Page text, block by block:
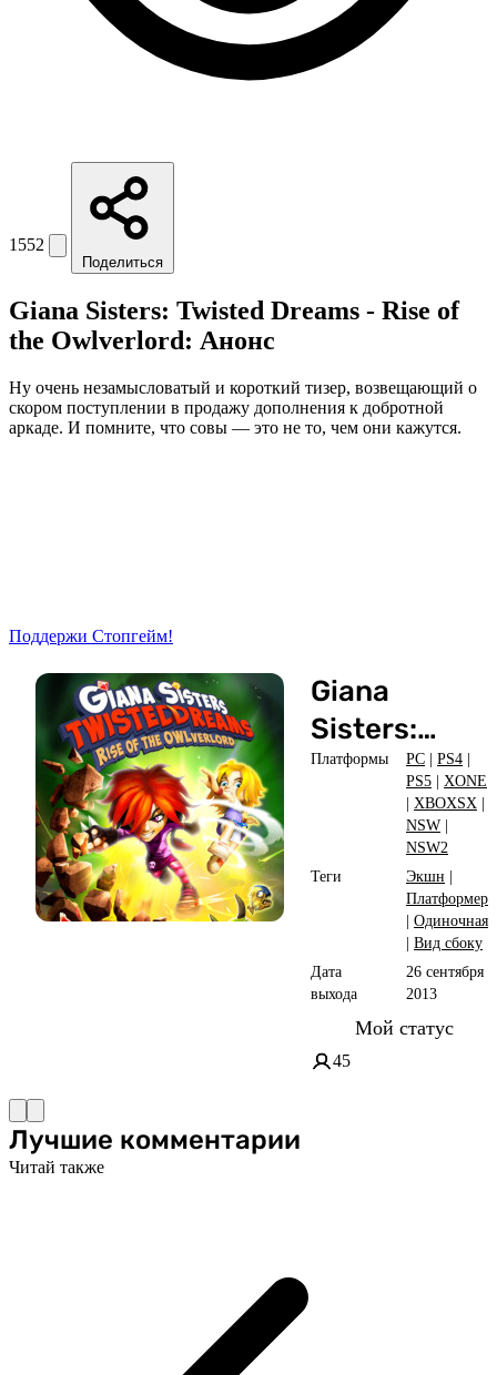
1552
Поделиться
Giana Sisters: Twisted Dreams - Rise of
the Owlverlord: Анонс
Ну очень незамысловатый и короткий тизер, возвещающий о
скором поступлении в продажу дополнения к добротной
аркаде. И помните, что совы — это не то, чем они кажутся.
Поддержи Стопгейм!
Giana
Sisters:
Twisted
Dreams -
Rise of the
Owlverlord
Платформы PC | PS4 |
PS5 | XONE
| XBOXSX |
NSW |
NSW2
Теги
Экшн |
Платформер
| Одиночная
| Вид сбоку
Дата
выхода
26 сентября
2013
Мой статус
45
Лучшие комментарии
Читай также